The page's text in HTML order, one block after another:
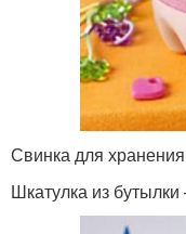
Свинка для
Шкатулка из